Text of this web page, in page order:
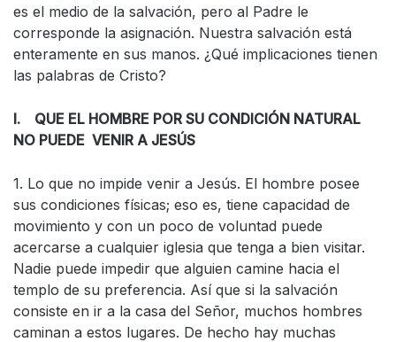
es el medio de la salvación, pero al Padre le
corresponde la asignación. Nuestra salvación está
enteramente en sus manos. ¿Qué implicaciones tienen
las palabras de Cristo?
I. QUE EL HOMBRE POR SU CONDICIÓN NATURAL
NO PUEDE VENIR A JESÚS
1. Lo que no impide venir a Jesús. El hombre posee
sus condiciones físicas; eso es, tiene capacidad de
movimiento y con un poco de voluntad puede
acercarse a cualquier iglesia que tenga a bien visitar.
Nadie puede impedir que alguien camine hacia el
templo de su preferencia. Así que si la salvación
consiste en ir a la casa del Señor, muchos hombres
caminan a estos lugares. De hecho hay muchas